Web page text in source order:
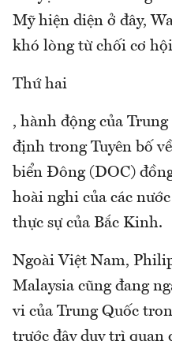
Mỹ hiện diện ở đây,
khó lòng từ chối cơ
Thứ hai
, hành động của
định trong Tuyên bố
biển Đông (DOC)
hoài nghi của các
thực sự của Bắc Kinh.
Ngoài Việt Nam,
Malaysia cũng đang
vi của Trung Quốc
trước đây duy trì quan